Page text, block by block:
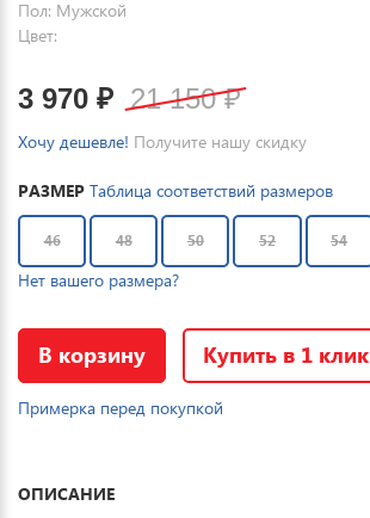
Пол: Мужской
Цвет:
3 970 ₽ 21 150₽
Хочу дешевле! Получите нашу скидку
РАЗМЕР Таблица соответствий размеров
46 48 50 52 54
Нет вашего размера?
В корзину Купить в 1 клик
Примерка перед покупкой
ОПИСАНИЕ